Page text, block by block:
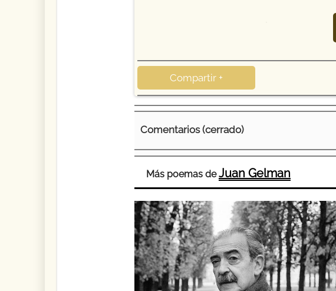
Compartir +
Comentarios (cerrado)
Más poemas deJuan Gelman